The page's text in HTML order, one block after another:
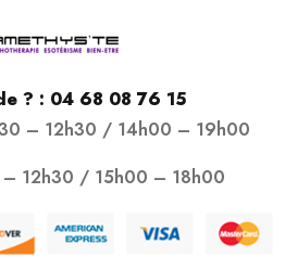
? : 04 68 08 76 15
– 12h30 / 14h00 – 19h00
– 12h30 / 15h00 – 18h00